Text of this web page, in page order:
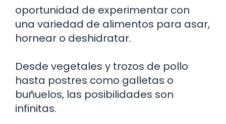
oportunidad de experimentar con
una variedad de alimentos para asar,
hornear o deshidratar.
Desde vegetales y trozos de pollo
hasta postres como galletas o
buñuelos, las posibilidades son
infinitas.